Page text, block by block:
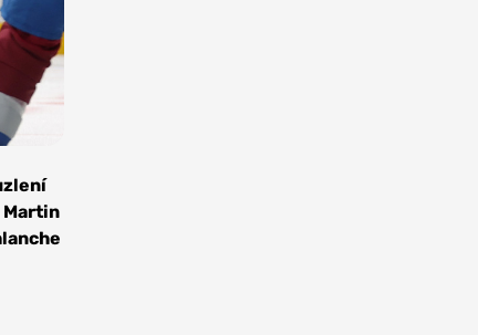
Martin